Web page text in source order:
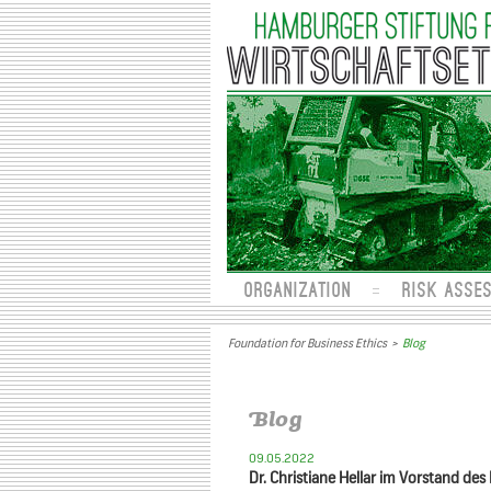
ORGANIZATION RISK
Foundation for Business Ethics> Blog
Blog
09.05.2022
Dr. Christiane Hellar im Vorstand